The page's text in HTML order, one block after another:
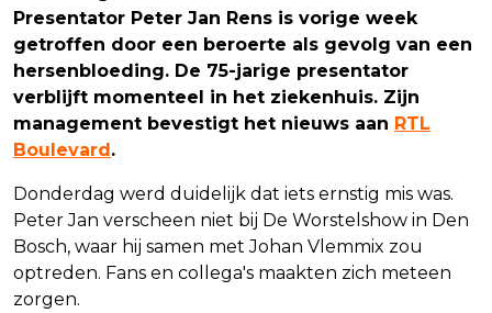
Presentator Peter Jan Rens is vorige week
getroffen door een beroerte als gevolg van een
hersenbloeding. De 75-jarige presentator
verblijft momenteel in het ziekenhuis. Zijn
management bevestigt het nieuws aan RTL
Boulevard .
Donderdag werd duidelijk dat iets ernstig mis was.
Peter Jan verscheen niet bij De Worstelshow in Den
Bosch, waar hij samen met Johan Vlemmix zou
optreden. Fans en collega's maakten zich meteen
zorgen.